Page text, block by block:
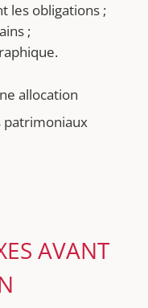
les obligations ;
;
allocation
patrimoniaux
AVANT